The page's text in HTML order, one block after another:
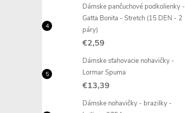
Dámske pančuchové podkolienky -
Gatta Bonita - Stretch (15 DEN - 2
páry)
€2,59
Dámske sťahovacie nohavičky -
Lormar Spuma
€13,39
Dámske nohavičky - brazilky -